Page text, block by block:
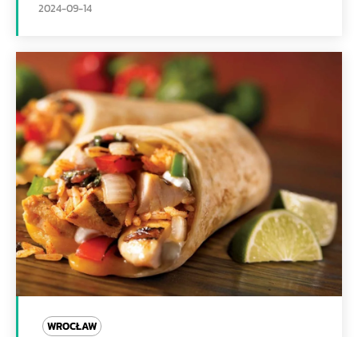
2024-09-14
WROCŁAW